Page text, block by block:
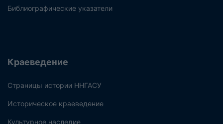
Библиографические указатели
Краеведение
Страницы истории ННГАСУ
Историческое краеведение
Культурное наследие